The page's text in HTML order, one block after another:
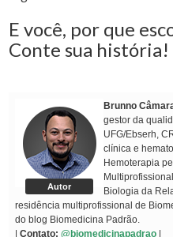
E você, por que
Conte sua história!
Autor
Brunno
gestor da
UFG/Ebserh,
clínica e
Hemoterapia
Biologia da
residência multiprofissional de
do blog Biomedicina Padrão.
Contato: @biomedicinapadrao